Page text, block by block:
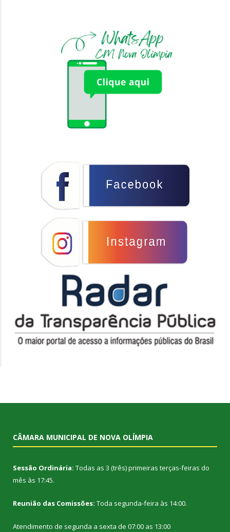
CÂMARA MUNICIPAL DE NOVA OLÍMPIA
Sessão Ordinária: Todas as 3 (três) primeiras terças-feiras do
mês às 17:45.
Reunião das Comissões: Toda segunda-feira às 14:00.
Atendimento de segunda a sexta de 07:00 as 13:00